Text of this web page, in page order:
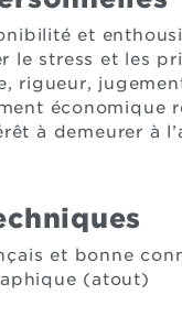
et
le stress et les
rigueur,
économique
à demeurer à
et bonne
(atout)